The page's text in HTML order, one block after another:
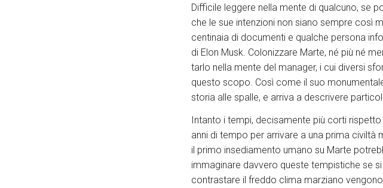
Difficile leggere nella mente di qualcuno, se
che le sue intenzioni non siano sempre così
centinaia di documenti e qualche persona
di Elon Musk. Colonizzare Marte, né più né
tarlo nella mente del manager, i cui diversi
questo scopo. Così come il suo
storia alle spalle, e arriva a descrivere
Intanto i tempi, decisamente più corti
anni di tempo per arrivare a una prima civiltà
il primo insediamento umano su Marte
immaginare davvero queste tempistiche se
contrastare il freddo clima marziano